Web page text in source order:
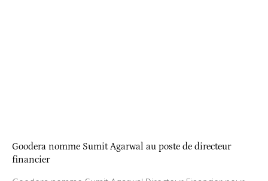
Goodera nomme Sumit Agarwal au poste de directeur
financier